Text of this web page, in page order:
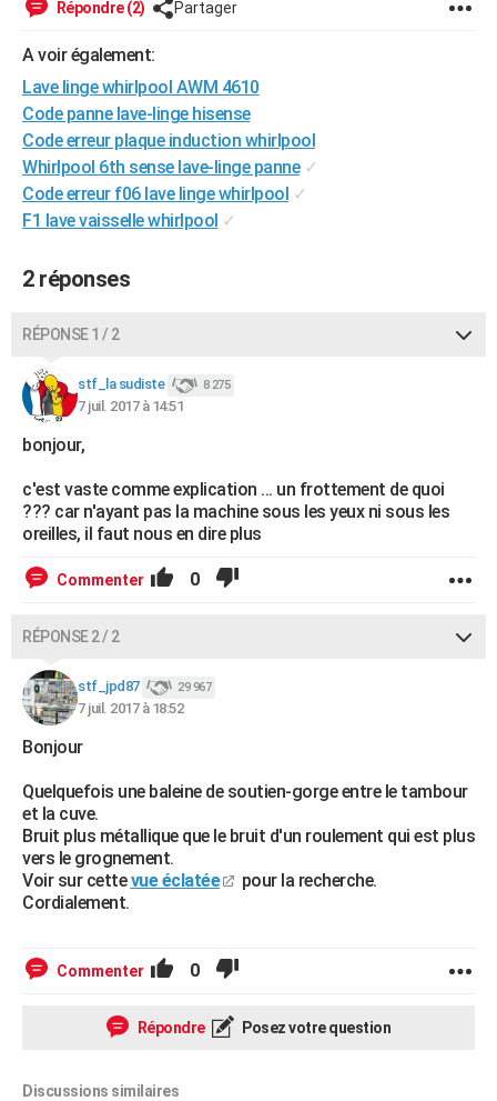
Destinations
City break
Voyage nature
Voyage de noces
Forum
Climat
BONS PLANS
CARTE DE VOEUX
Carte de Noël
Carte Bonne année
Carte Saint-Valentin
Carte Pâques
Carte d'anniversaire
DICTIONNAIRE
COPAINS D'AVANT
S'inscrire
Se connecter
Lycées
Collèges
Primaires
Universités
Entreprises
Service militaire
Avis de recherche
AVIS DE DÉCÈS
FORUM
Bricolage
Lifestyle
Culture
Sport
Auto
Television
Voyage
Cinema
Répondre (2) Partager
A voir également:
Lave linge whirlpool AWM 4610
Code panne lave-linge hisense
Code erreur plaque induction whirlpool
Whirlpool 6th sense lave-linge panne ✓
Code erreur f06 lave linge whirlpool ✓
F1 lave vaisselle whirlpool ✓
2 réponses
RÉPONSE 1 / 2
stf_la sudiste 8 275
7 juil. 2017 à 14:51
bonjour,
c'est vaste comme explication ... un frottement de quoi
??? car n'ayant pas la machine sous les yeux ni sous les
oreilles, il faut nous en dire plus
Commenter 0
RÉPONSE 2 / 2
stf_jpd87 29 967
7 juil. 2017 à 18:52
Bonjour
Quelquefois une baleine de soutien-gorge entre le tambour
et la cuve.
Bruit plus métallique que le bruit d'un roulement qui est plus
vers le grognement.
Voir sur cettevue éclatée
pour la recherche.
Cordialement.
Commenter 0
Répondre Posez votre question
Discussions similaires